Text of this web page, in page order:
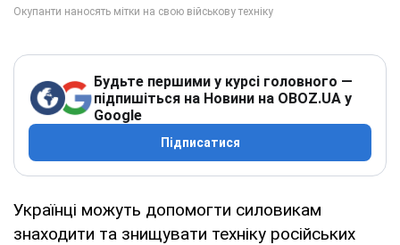
Будьте першими у курсі головного —
підпишіться на Новини на OBOZ.UA у
Google
Підписатися
Українці можуть допомогти силовикам
знаходити та знищувати техніку російських